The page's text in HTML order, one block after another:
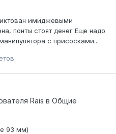
имиджевыми
понты стоят денег Еще надо
с присосками...
Rais в Общие
93 мм)